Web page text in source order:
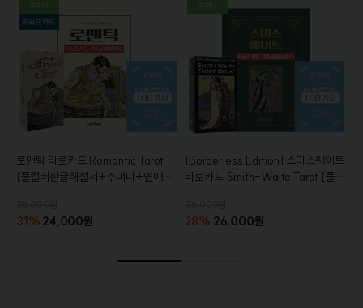
로맨틱 타로카드 Romantic Tarot
[풀컬러한글해설서+주머니+연애운
31% 24,000원
[Borderless Edition] 스미스웨이트
타로카드 Smith-Waite Tarot [풀컬
28% 26,000원